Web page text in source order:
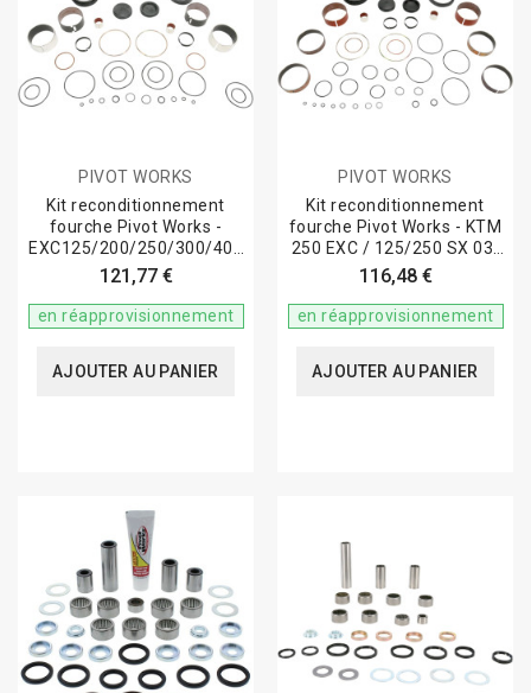
PIVOT WORKS
Kit reconditionnement
fourche Pivot Works -
EXC125/200/250/300/400
2002
121,77 €
en réapprovisionnement
AJOUTER AU PANIER
PIVOT WORKS
Kit reconditionnement
fourche Pivot Works - KTM
250 EXC / 125/250 SX 03-
05
116,48 €
en réapprovisionnement
AJOUTER AU PANIER